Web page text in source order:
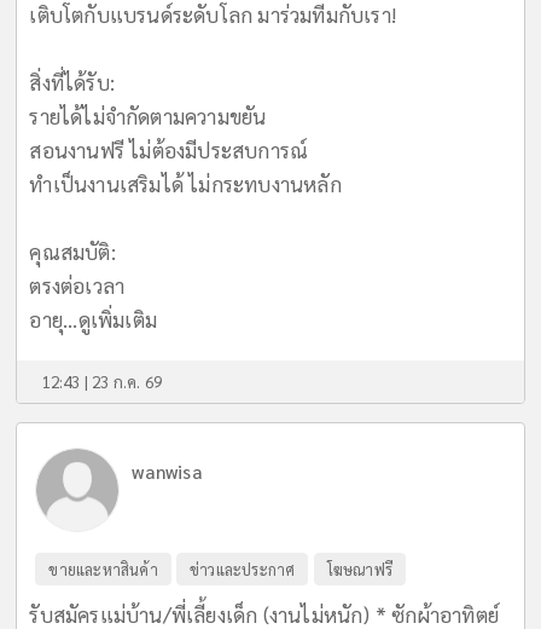
เติบโตกับแบรนด์ระดับโลก มาร่วมทีมกับเรา!
​สิ่งที่ได้รับ:
รายได้ไม่จำกัดตามความขยัน
สอนงานฟรี ไม่ต้องมีประสบการณ์
ทำเป็นงานเสริมได้ ไม่กระทบงานหลัก
​คุณสมบัติ:
ตรงต่อเวลา
อายุ...ดูเพิ่มเติม
12:43 | 23 ก.ค. 69
wanwisa
ขายและหาสินค้า ข่าวและประกาศ โฆษณาฟรี
รับสมัครแม่บ้าน/พี่เลี้ยงเด็ก (งานไม่หนัก) * ซักผ้าอาทิตย์